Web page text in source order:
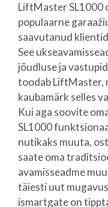
LiftMaster SL1000
populaarne
saavutanud
See
jõudluse ja
toodab LiftMaster,
kaubamärk selles
Kui aga soovite
SL1000
nutikaks muuta,
saate oma
avamisseadme
täiesti uut
ismartgate on